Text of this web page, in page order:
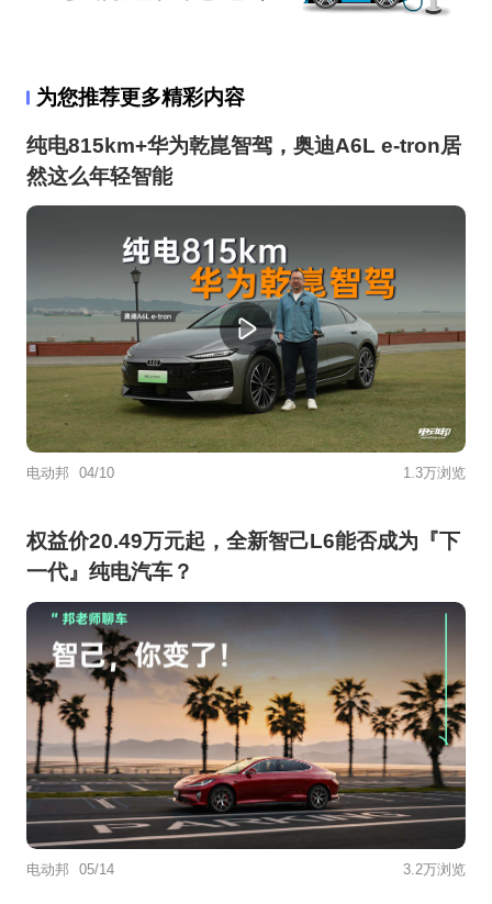
为您推荐更多精彩内容
纯电815km+华为乾崑智驾，奥迪A6L e-tron居
然这么年轻智能
电动邦 04/10 1.3万浏览
权益价20.49万元起，全新智己L6能否成为『下
一代』纯电汽车？
电动邦 05/14 3.2万浏览